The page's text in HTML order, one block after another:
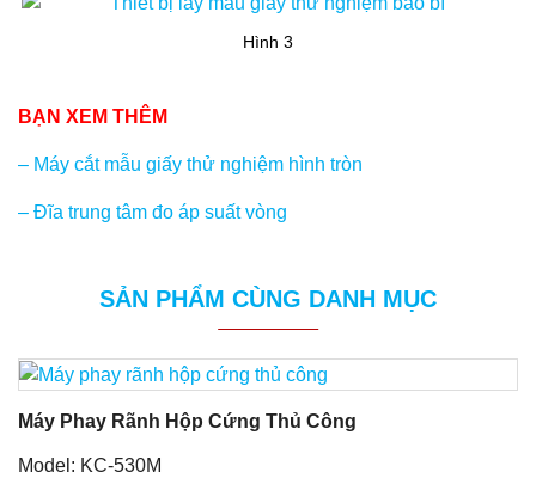
Hình 3
BẠN XEM THÊM
– Máy cắt mẫu giấy thử nghiệm hình tròn
– Đĩa trung tâm đo áp suất vòng
SẢN PHẨM CÙNG DANH MỤC
Máy Phay Rãnh Hộp Cứng Thủ Công
Model: KC-530M